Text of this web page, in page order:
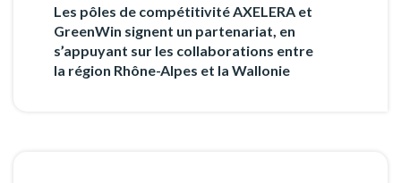
Les pôles de compétitivité AXELERA et
GreenWin signent un partenariat, en
s’appuyant sur les collaborations entre
la région Rhône-Alpes et la Wallonie